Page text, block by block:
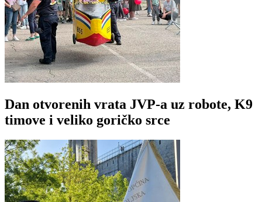
Dan otvorenih vrata JVP-a uz robote, K9
timove i veliko goričko srce